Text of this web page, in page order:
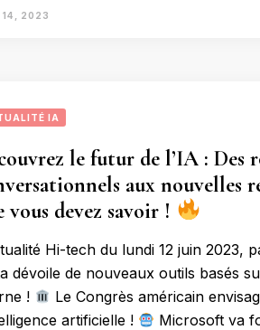
14, 2023
IA
le futur de l’IA : Des
aux nouvelles
vous devez savoir !
Hi-tech du lundi 12 juin 2023,
dévoile de nouveaux outils basés
!
Le Congrès américain
artificielle !
Microsoft va